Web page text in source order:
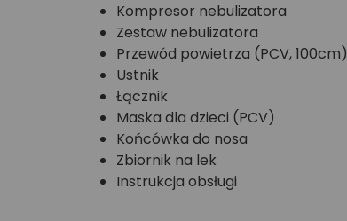
Kompresor nebulizatora
Zestaw nebulizatora
Przewód powietrza (PCV, 100cm)
Ustnik
Łącznik
Maska dla dzieci (PCV)
Końcówka do nosa
Zbiornik na lek
Instrukcja obsługi